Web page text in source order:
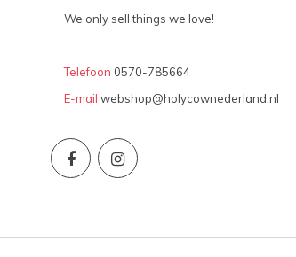
We only sell things we love!
Telefoon 0570-785664
E-mail webshop@holycownederland.nl